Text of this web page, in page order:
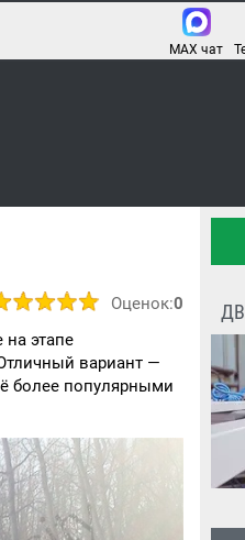
MAX чат
Оценок:0
этапе
вариант —
более популярными